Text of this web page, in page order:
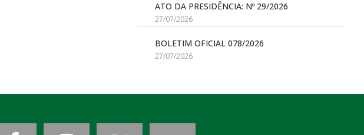
ATO DA PRESIDÊNCIA: Nº 29/2026
27/07/2026
BOLETIM OFICIAL 078/2026
27/07/2026